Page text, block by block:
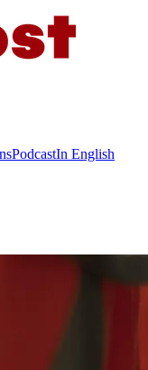
PodcastIn English